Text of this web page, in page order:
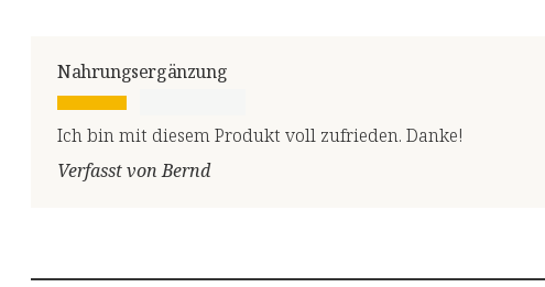
Nahrungsergänzung
Ich bin mit diesem Produkt voll zufrieden. Danke!
Verfasst von Bernd